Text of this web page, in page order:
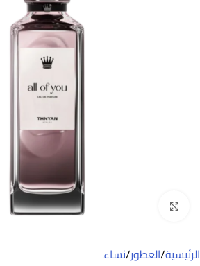
الرئيسية/العطور/نساء